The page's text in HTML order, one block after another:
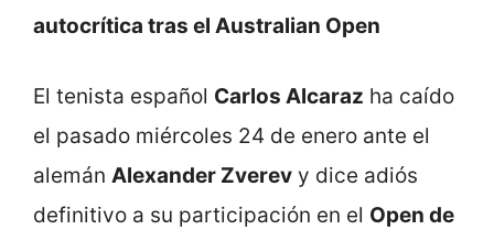
autocrítica tras el Australian Open
El tenista español Carlos Alcaraz ha caído
el pasado miércoles 24 de enero ante el
alemán Alexander Zverev y dice adiós
definitivo a su participación en el Open de